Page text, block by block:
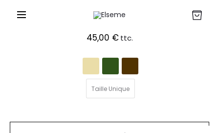
BLOUSE CHARLY
45,00 € ttc.
Taille Unique